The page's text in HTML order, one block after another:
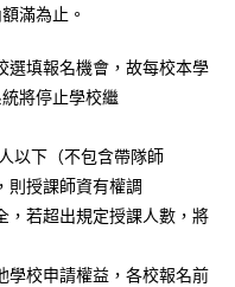
滿為止。
選填報名機會，故每校本學
將停止學校繼
以下（不包含帶隊師
則授課師資有權調
，若超出規定授課人數，將
學校申請權益，各校報名前